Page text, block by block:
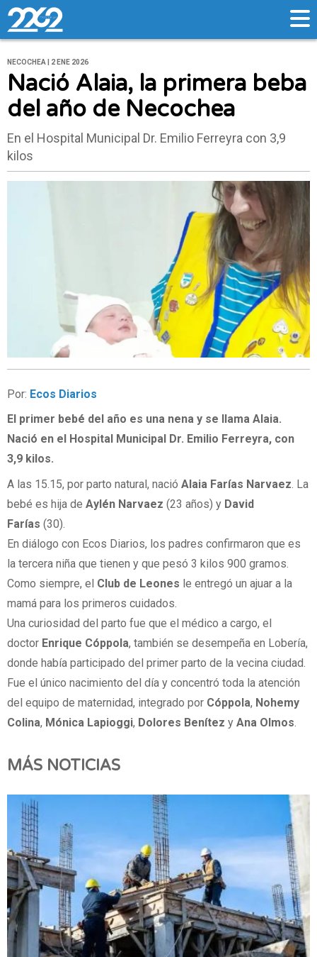
NECOCHEA | 2 ENE 2026
Nació Alaia, la primera beba
del año de Necochea
En el Hospital Municipal Dr. Emilio Ferreyra con 3,9
kilos
Por: Ecos Diarios
El primer bebé del año es una nena y se llama Alaia.
Nació en el Hospital Municipal Dr. Emilio Ferreyra, con
3,9 kilos.
A las 15.15, por parto natural, nació Alaia Farías Narvaez . La
bebé es hija de Aylén Narvaez (23 años) y David
Farías (30).
En diálogo con Ecos Diarios, los padres confirmaron que es
la tercera niña que tienen y que pesó 3 kilos 900 gramos.
Como siempre, el Club de Leones le entregó un ajuar a la
mamá para los primeros cuidados.
Una curiosidad del parto fue que el médico a cargo, el
doctor Enrique Cóppola, también se desempeña en Lobería,
donde había participado del primer parto de la vecina ciudad.
Fue el único nacimiento del día y concentró toda la atención
del equipo de maternidad, integrado por Cóppola, Nohemy
Colina, Mónica Lapioggi, Dolores Benítez y Ana Olmos
MÁS NOTICIAS